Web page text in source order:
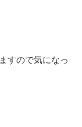
すので気になっ